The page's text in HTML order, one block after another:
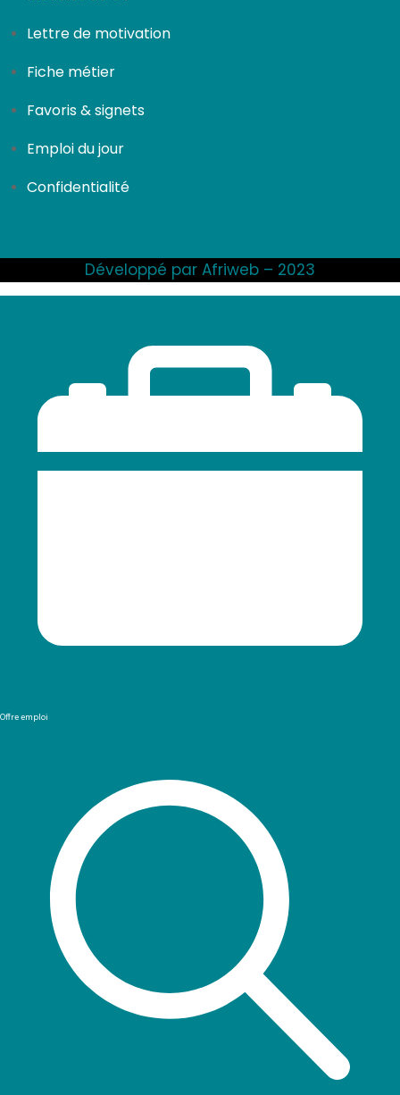
Lettre de motivation
Fiche métier
Favoris & signets
Emploi du jour
Confidentialité
Développé par Afriweb – 2023
Offre emploi